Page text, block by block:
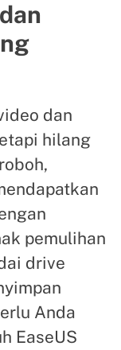
dan
hilang
pemulihan
drive
Anda
EaseUS